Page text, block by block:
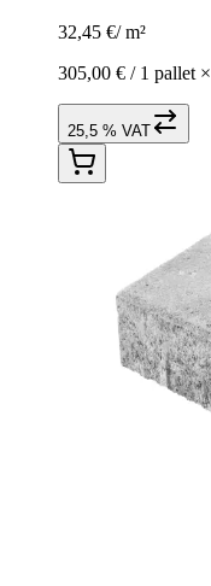
32,45 €/ m²
305,00 € / 1 pallet ×
25,5 % VAT